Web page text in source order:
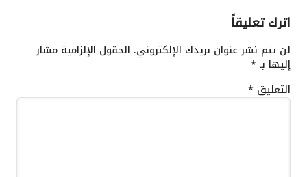
اترك تعليقاً
لن يتم نشر عنوان بريدك الإلكتروني. الحقول الإلزامية مشار
إليها بـ*
التعليق *